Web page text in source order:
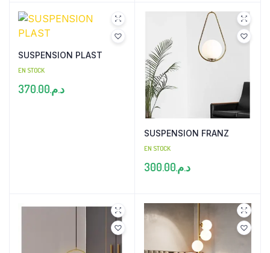
était :
est :
SUSPENSION PLAST
EN STOCK
د.م.370.00
SUSPENSION FRANZ
EN STOCK
د.م.300.00